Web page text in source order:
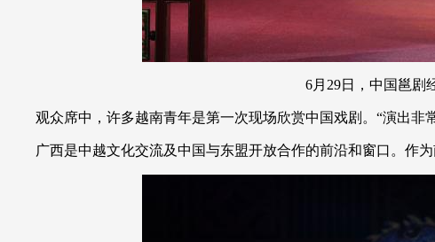
6月29日，中国邕剧经
观众席中，许多越南青年是第一次现场欣赏中国戏剧。“演出非
广西是中越文化交流及中国与东盟开放合作的前沿和窗口。作为